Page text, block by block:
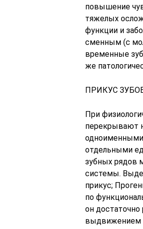
повышение
тяжелых
функции и
сменным (с
временные
же
ПРИКУС
При
перекрывают
отдельными
зубных рядов
системы.
прикус;
по
он
выдвижением